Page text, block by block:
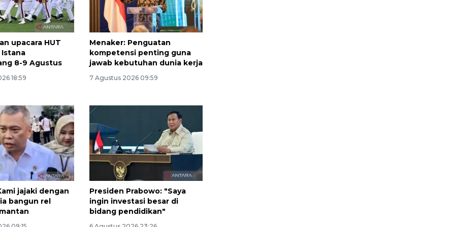
upacara HUT
Istana
8-9 Agustus
18:59
Menaker: Penguatan
kompetensi penting guna
jawab kebutuhan dunia kerja
7 Agustus 2026 09:59
jajaki dengan
bangun rel
Presiden Prabowo: "Saya
ingin investasi besar di
bidang pendidikan"